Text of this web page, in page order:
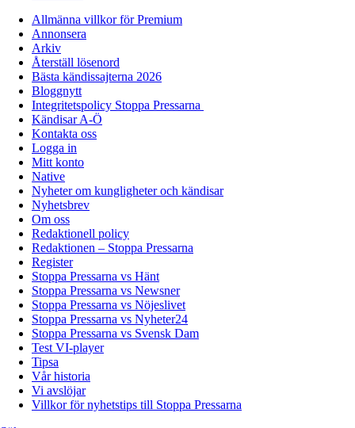
Allmänna villkor för Premium
Annonsera
Arkiv
Återställ lösenord
Bästa kändissajterna 2026
Bloggnytt
Integritetspolicy Stoppa Pressarna
Kändisar A-Ö
Kontakta oss
Logga in
Mitt konto
Native
Nyheter om kungligheter och kändisar
Nyhetsbrev
Om oss
Redaktionell policy
Redaktionen – Stoppa Pressarna
Register
Stoppa Pressarna vs Hänt
Stoppa Pressarna vs Newsner
Stoppa Pressarna vs Nöjeslivet
Stoppa Pressarna vs Nyheter24
Stoppa Pressarna vs Svensk Dam
Test VI-player
Tipsa
Vår historia
Vi avslöjar
Villkor för nyhetstips till Stoppa Pressarna